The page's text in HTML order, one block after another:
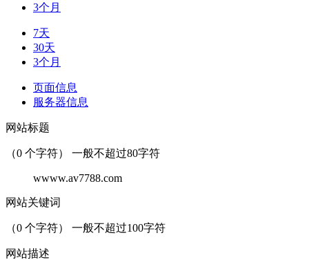
3个月
7天
30天
3个月
页面信息
服务器信息
网站标题
（0 个字符） 一般不超过80字符
wwww.av7788.com
网站关键词
（0 个字符） 一般不超过100字符
网站描述